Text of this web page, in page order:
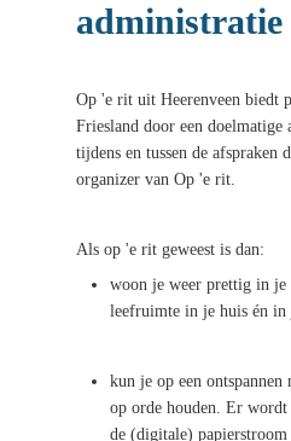
Op 'e rit uit Heerenveen biedt
Friesland door een doelmatige
tijdens en tussen de afspraken
organizer van Op 'e rit.
Als op 'e rit geweest is dan:
woon je weer prettig in
leefruimte in je huis én in
kun je op een
op orde houden. Er wordt
de (digitale)